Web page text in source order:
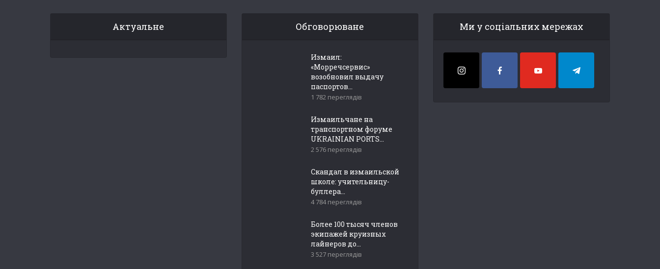
Актуальне Обговорюване
Измаил:
«Морречсервис»
возобновил выдачу
паспортов...
1 782 переглядів
Измаильчане на
транспортном форуме
UKRAINIAN PORTS...
2 576 переглядів
Скандал в измаильской
школе: учительницу-
буллера...
4 784 переглядів
Более 100 тысяч членов
экипажей круизных
лайнеров до...
3 527 переглядів
Ми у соціальних мережах